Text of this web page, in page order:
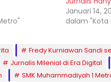
Januari 14,
dalam "Kota
Fredy Kurniawan Sandi
Jurnalis Milenial di Era Digital
SMK Muhammadiyah 1